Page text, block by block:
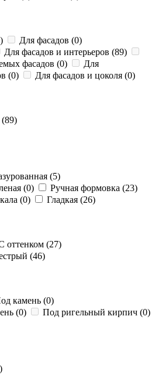
) Для фасадов (0)
Для фасадов и интерьеров (89)
фасадов (0)
Для
(0) Для фасадов и цоколя (0)
(89)
(5)
(0) Ручная формовка (23)
(0) Гладкая (26)
оттенком (27)
(46)
камень (0)
(0) Под ригельный кирпич (0)
)